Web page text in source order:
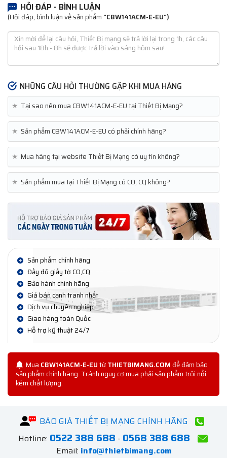
HỎI ĐÁP - BÌNH LUẬN
(Hỏi đáp, bình luận về sản phẩm "CBW141ACM-E-EU")
NHỮNG CÂU HỎI THƯỜNG GẶP KHI MUA HÀNG
★ Tại sao nên mua CBW141ACM-E-EU tại Thiết Bị Mạng?
★ Sản phẩm CBW141ACM-E-EU có phải chính hãng?
★ Mua hàng tại website Thiết Bị Mạng có uy tín không?
★ Sản phẩm mua tại Thiết Bị Mạng có CO, CQ không?
Sản phẩm chính hãng
Đầy đủ giấy tờ CO,CQ
Bảo hành chính hãng
Giá bán cạnh tranh nhất
Dịch vụ chuyên nghiệp
Giao hàng toàn Quốc
Hỗ trợ kỹ thuật 24/7
Mua CBW141ACM-E-EUtừTHIETBIMANG.COMđể đảm bảo
sản phẩm chính hãng. Tránh nguy cơ mua phải sản phẩm trôi nổi,
kém chất lượng.
BÁO GIÁ THIẾT BỊ MẠNG CHÍNH HÃNG
Hotline: 0522 388 688 - 0568 388 688
Email: info@thietbimang.com